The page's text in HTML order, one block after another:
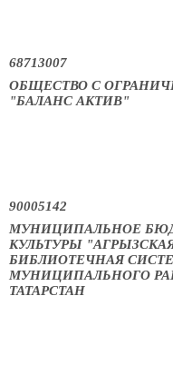
68713007
ОБЩЕСТВО С
"БАЛАНС АКТИВ"
90005142
МУНИЦИПАЛЬНОЕ
КУЛЬТУРЫ
БИБЛИОТЕЧНАЯ
МУНИЦИПАЛЬНОГО
ТАТАРСТАН